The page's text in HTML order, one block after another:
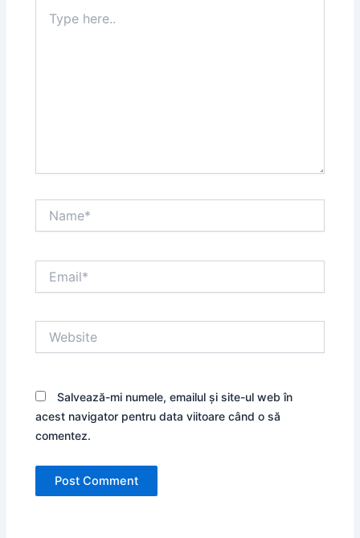
here..
Salvează-mi numele, emailul și site-ul web în
acest navigator pentru data viitoare când o să
comentez.